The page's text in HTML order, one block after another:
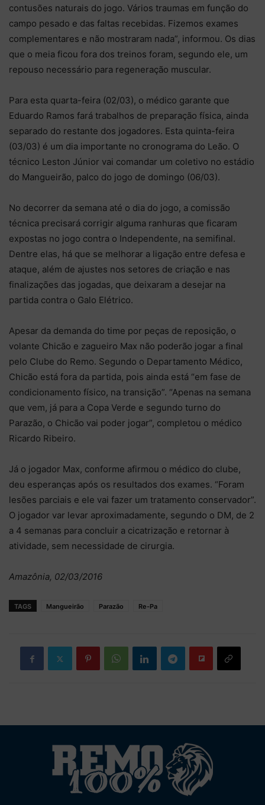
contusões naturais do jogo. Vários traumas em função do
campo pesado e das faltas recebidas. Fizemos exames
complementares e não mostraram nada”, informou. Os dias
que o meia ficou fora dos treinos foram, segundo ele, um
repouso necessário para regeneração muscular.
Para esta quarta-feira (02/03), o médico garante que
Eduardo Ramos fará trabalhos de preparação física, ainda
separado do restante dos jogadores. Esta quinta-feira
(03/03) é um dia importante no cronograma do Leão. O
técnico Leston Júnior vai comandar um coletivo no estádio
do Mangueirão, palco do jogo de domingo (06/03).
No decorrer da semana até o dia do jogo, a comissão
técnica precisará corrigir alguma ranhuras que ficaram
expostas no jogo contra o Independente, na semifinal.
Dentre elas, há que se melhorar a ligação entre defesa e
ataque, além de ajustes nos setores de criação e nas
finalizações das jogadas, que deixaram a desejar na
partida contra o Galo Elétrico.
Apesar da demanda do time por peças de reposição, o
volante Chicão e zagueiro Max não poderão jogar a final
pelo Clube do Remo. Segundo o Departamento Médico,
Chicão está fora da partida, pois ainda está “em fase de
condicionamento físico, na transição”. “Apenas na semana
que vem, já para a Copa Verde e segundo turno do
Parazão, o Chicão vai poder jogar”, completou o médico
Ricardo Ribeiro.
Já o jogador Max, conforme afirmou o médico do clube,
deu esperanças após os resultados dos exames. “Foram
lesões parciais e ele vai fazer um tratamento conservador”.
O jogador var levar aproximadamente, segundo o DM, de 2
a 4 semanas para concluir a cicatrização e retornar à
atividade, sem necessidade de cirurgia.
Amazônia, 02/03/2016
TAGS Mangueirão Parazão Re-Pa